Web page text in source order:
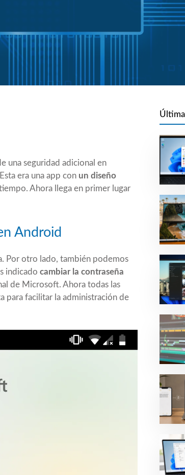
una seguridad adicional en
era una app con un diseño
Ahora llega en primer lugar
Android
Por otro lado, también podemos
indicado cambiar la contraseña
de Microsoft. Ahora todas las
para facilitar la administración de